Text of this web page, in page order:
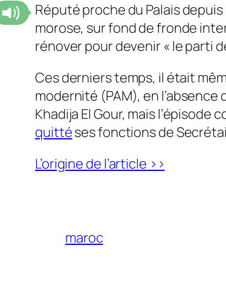
Réputé proche du Palais
morose, sur fond de fronde
rénover pour devenir « le parti
Ces derniers temps, il était
modernité (PAM), en
Khadija El Gour, mais l’épisode
quittéses fonctions de
L’origine de l’article >>
maroc